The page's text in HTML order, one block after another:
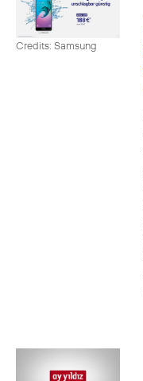
Credits: Samsung